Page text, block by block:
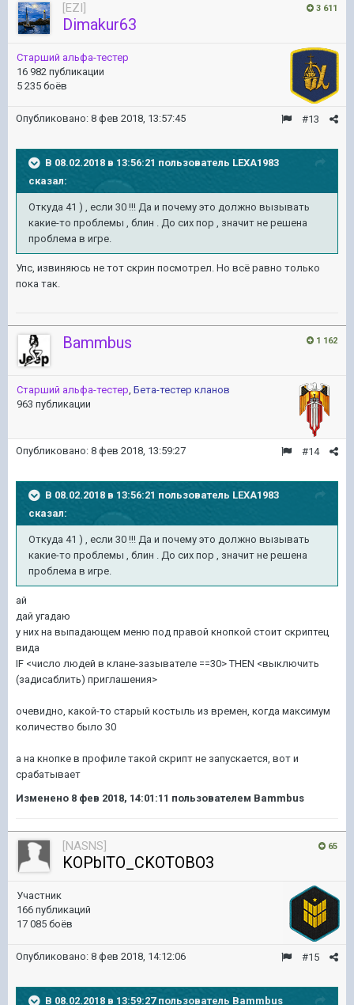
3 611
[EZI]
Dimakur63
Старший альфа-тестер
16 982 публикации
5 235 боёв
#13
Опубликовано: 8 фев 2018, 13:57:45
В 08.02.2018 в 13:56:21 пользователь LEXA1983
сказал:
Откуда 41 ) , если 30 !!! Да и почему это должно вызывать
какие-то проблемы , блин . До сих пор , значит не решена
проблема в игре.
Упс, извиняюсь не тот скрин посмотрел. Но всё равно только
пока так.
1 162
Bammbus
Старший альфа-тестер, Бета-тестер кланов
963 публикации
#14
Опубликовано: 8 фев 2018, 13:59:27
В 08.02.2018 в 13:56:21 пользователь LEXA1983
сказал:
Откуда 41 ) , если 30 !!! Да и почему это должно вызывать
какие-то проблемы , блин . До сих пор , значит не решена
проблема в игре.
ай
дай угадаю
у них на выпадающем меню под правой кнопкой стоит скриптец
вида
IF <число людей в клане-зазывателе ==30> THEN <выключить
(задисаблить) приглашения>
очевидно, какой-то старый костыль из времен, когда максимум
количество было 30
а на кнопке в профиле такой скрипт не запускается, вот и
срабатывает
Изменено 8 фев 2018, 14:01:11 пользователем Bammbus
65
[NASNS]
KOPblTO_CKOTOBO3
Участник
166 публикаций
17 085 боёв
#15
Опубликовано: 8 фев 2018, 14:12:06
В 08.02.2018 в 13:59:27 пользователь Bammbus